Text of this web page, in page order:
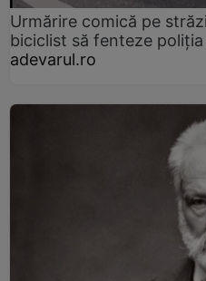
Urmărire comică pe
biciclist să fenteze
adevarul.ro